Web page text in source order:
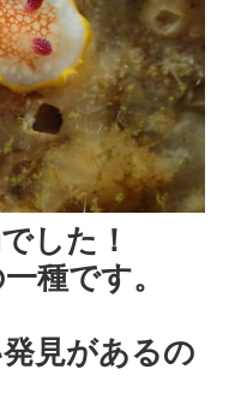
した！
種です。
見があるの